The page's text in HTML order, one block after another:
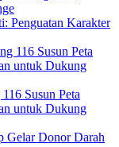
Penguatan Karakter
Susun Peta
untuk Dukung